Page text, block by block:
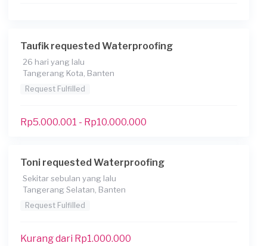
Taufik requested Waterproofing
26 hari yang lalu
Tangerang Kota, Banten
Request Fulfilled
Rp5.000.001 - Rp10.000.000
Toni requested Waterproofing
Sekitar sebulan yang lalu
Tangerang Selatan, Banten
Request Fulfilled
Kurang dari Rp1.000.000